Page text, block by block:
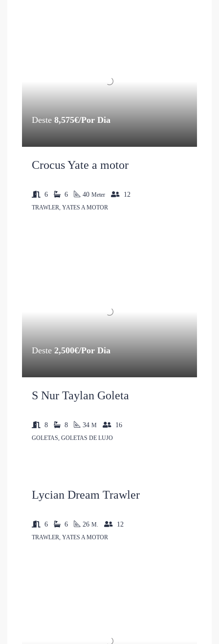
Deste 8,575€/Por Dia
Crocus Yate a motor
6 6 40 Meter 12
TRAWLER, YATES A MOTOR
Deste 2,500€/Por Dia
S Nur Taylan Goleta
8 8 34 M 16
GOLETAS, GOLETAS DE LUJO
Deste
Lycian Dream Trawler
6 6 26 M. 12
TRAWLER, YATES A MOTOR